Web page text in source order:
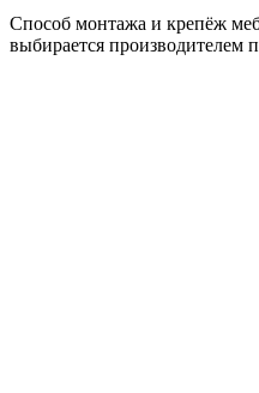
Способ монтажа и крепёж
выбирается производителем